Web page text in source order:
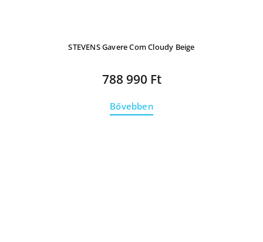
STEVENS Gavere Com Cloudy Beige
788 990 Ft
Bővebben